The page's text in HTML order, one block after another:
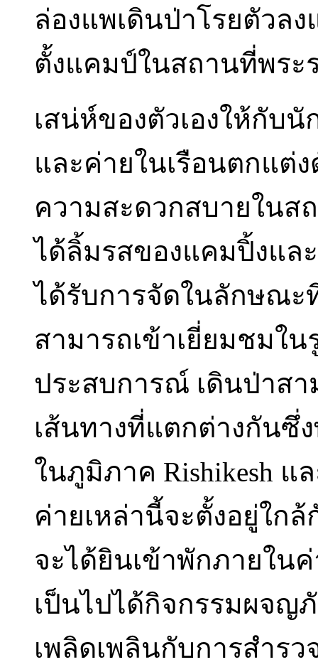
ล่องแพเดินป่าโรยตัวล
ตั้งแคมป์ในสถานที่พระ
เสน่ห์ของตัวเองให้กับ
และค่ายในเรือนตกแต่
ความสะดวกสบายในส
ได้ลิ้มรสของแคมปิ้งแล
ได้รับการจัดในลักษณะ
สามารถเข้าเยี่ยมชมใ
ประสบการณ์ เดินป่าส
เส้นทางที่แตกต่างกันซึ่
ในภูมิภาค Rishikesh แ
ค่ายเหล่านี้จะตั้งอยู่ใก
จะได้ยินเข้าพักภายใน
เป็นไปได้กิจกรรมผจญ
เพลิดเพลินกับการสำรว